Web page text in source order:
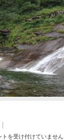
トを受け付けていません